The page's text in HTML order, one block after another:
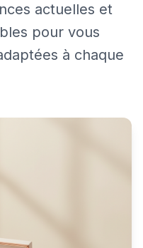
actuelles et
pour vous
à chaque